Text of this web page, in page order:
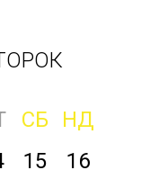
СБ
НД
15 16